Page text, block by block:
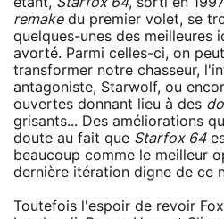
remakedu premier volet, se
quelques-unes des meilleures
avorté. Parmi celles-ci, on
transformer notre chasseur,
antagoniste, Starwolf, ou
ouvertes donnant lieu à des
grisants... Des améliorations
doute au fait que Starfox 64
beaucoup comme le meilleur
dernière itération digne de ce
Toutefois l'espoir de revoir